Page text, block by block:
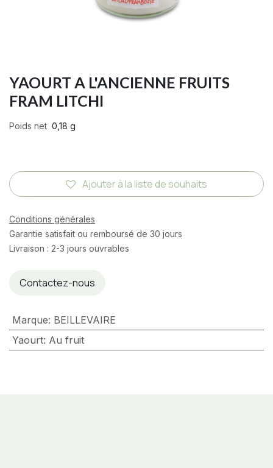
YAOURT A L'ANCIENNE FRUITS
FRAM LITCHI
Poids net 0,18 g
Ajouter à la liste de souhaits
Conditions générales
Garantie satisfait ou remboursé de 30 jours
Livraison : 2-3 jours ouvrables
Contactez-nous
Marque: BEILLEVAIRE
Yaourt: Au fruit